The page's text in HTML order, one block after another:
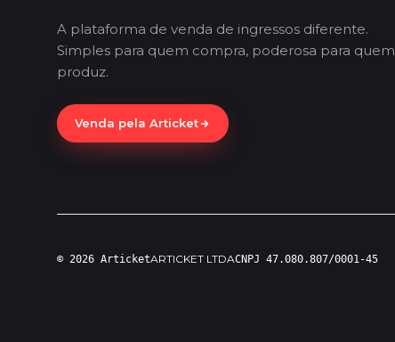
A plataforma de venda de ingressos diferente.
Simples para quem compra, poderosa para quem
produz.
Venda pela Articket
© 2026 ArticketARTICKET LTDACNPJ 47.080.807/0001-45